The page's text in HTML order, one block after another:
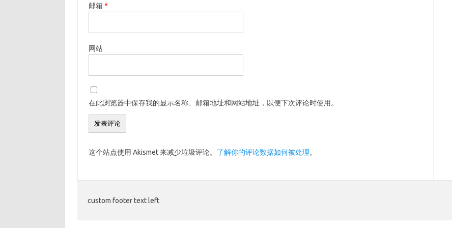
邮箱*
网站
在此浏览器中保存我的显示名称、邮箱地址和网站地址，以便下次评论时使用。
这个站点使用 Akismet 来减少垃圾评论。 了解你的评论数据如何被处理。
custom footer text left